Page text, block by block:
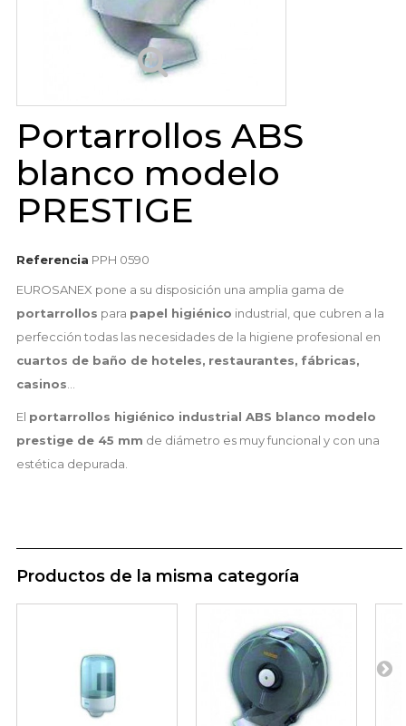
Portarrollos ABS
blanco modelo
PRESTIGE
Referencia PPH 0590
EUROSANEX pone a su disposición una amplia gama de
portarrollos para papel higiénico industrial, que cubren a la
perfección todas las necesidades de la higiene profesional en
cuartos de baño de hoteles, restaurantes, fábricas,
casinos
El portarrollos higiénico industrial ABS blanco modelo
prestige de 45 mm de diámetro es muy funcional y con una
estética depurada.
Productos de la misma categoría